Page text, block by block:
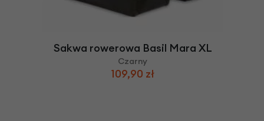
Sakwa rowerowa Basil Mara XL
Czarny
109,90 zł